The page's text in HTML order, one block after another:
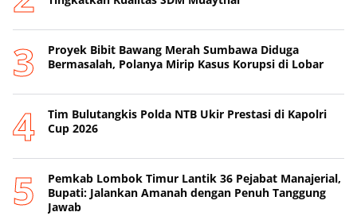
Proyek Bibit Bawang Merah Sumbawa Diduga
Bermasalah, Polanya Mirip Kasus Korupsi di Lobar
Tim Bulutangkis Polda NTB Ukir Prestasi di Kapolri
Cup 2026
Pemkab Lombok Timur Lantik 36 Pejabat Manajerial,
Bupati: Jalankan Amanah dengan Penuh Tanggung
Jawab